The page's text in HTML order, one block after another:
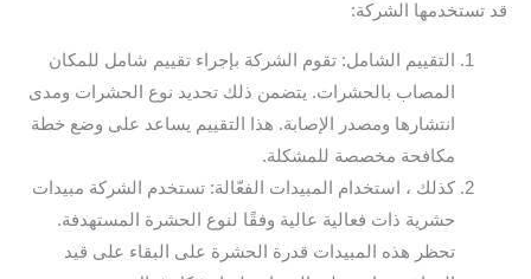
قد تستخدمها الشركة:
التقييم الشامل: تقوم الشركة بإجراء تقييم شامل للمكان
المصاب بالحشرات. يتضمن ذلك تحديد نوع الحشرات ومدى
انتشارها ومصدر الإصابة. هذا التقييم يساعد على وضع خطة
مكافحة مخصصة للمشكلة.
كذلك ، استخدام المبيدات الفعّالة: تستخدم الشركة مبيدات
حشرية ذات فعالية عالية وفقًا لنوع الحشرة المستهدفة.
تحظر هذه المبيدات قدرة الحشرة على البقاء على قيد